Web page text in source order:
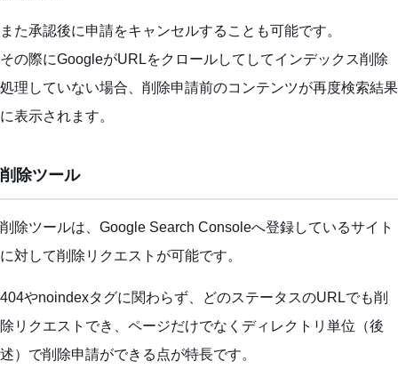
また承認後に申請をキャンセルすることも可能です。
その際にGoogleがURLをクロールしてしてインデックス削除
処理していない場合、削除申請前のコンテンツが再度検索結果
に表示されます。
削除ツール
削除ツールは、Google Search Consoleへ登録しているサイト
に対して削除リクエストが可能です。
404やnoindexタグに関わらず、どのステータスのURLでも削
除リクエストでき、ページだけでなくディレクトリ単位（後
述）で削除申請ができる点が特長です。